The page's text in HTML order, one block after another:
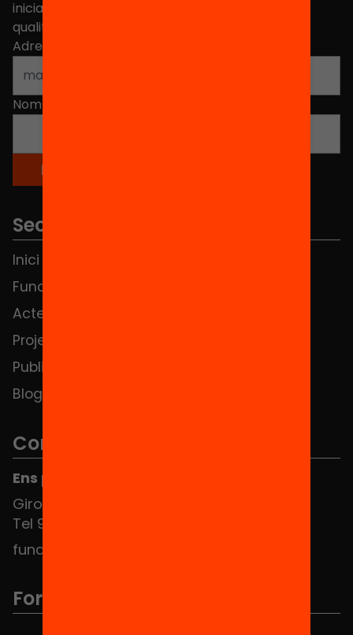
iniciatives, propostes i projectes per millorar la
qualitat de l'educació a Catalunya.
Adreça electrònica
Nom
Seccions
Inici
Fundació
Actes
Projectes
Publicacions i vídeos
Blog
Contacte
Ens pots trobar al Hub Social
Girona 34, interior 08010 Barcelona
Tel 934 588 700
fundacio@equitat.org
Formem part de...